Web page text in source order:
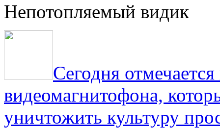
Непотопляемый видик
Сегодня
видеомагнитофона,
уничтожить культуру